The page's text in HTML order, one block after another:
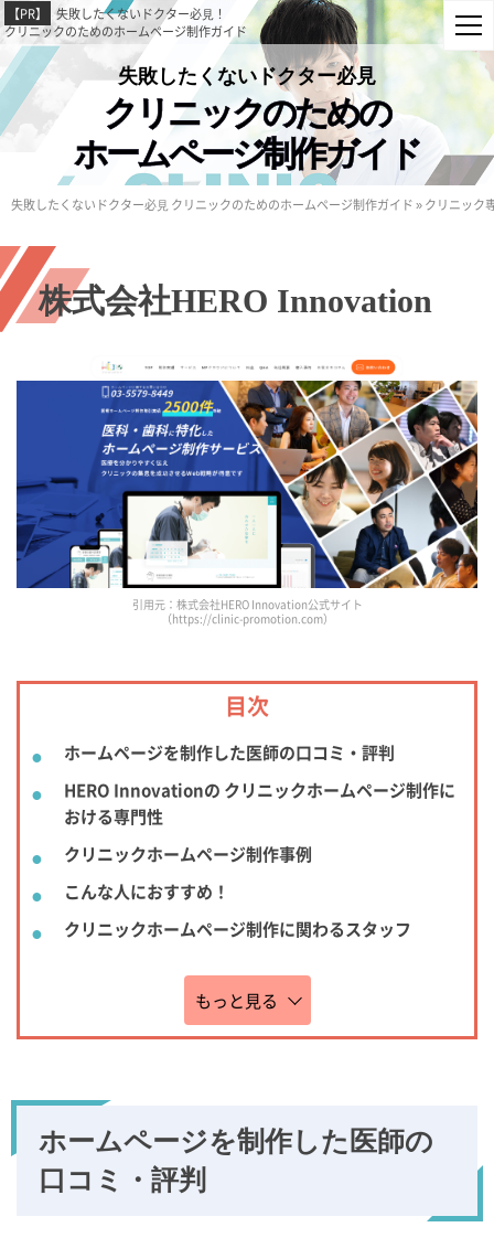
【PR】
失敗したくないドクター必⾒！
クリニックのためのホームページ制作ガイド
失敗したくないドクター必⾒
クリニックのための
ホームページ制作ガイド
失敗したくないドクター必⾒ クリニックのためのホームページ制作ガイド»クリニック
株式会社HERO Innovation
引用元：株式会社HERO Innovation公式サイト
（https://clinic-promotion.com）
目次
ホームページを制作した医師の口コミ・評判
HERO Innovationの クリニックホームページ制作に
おける専門性
クリニックホームページ制作事例
こんな人におすすめ！
クリニックホームページ制作に関わるスタッフ
もっと見る
ホームページを制作した 医師の
口コミ・評判